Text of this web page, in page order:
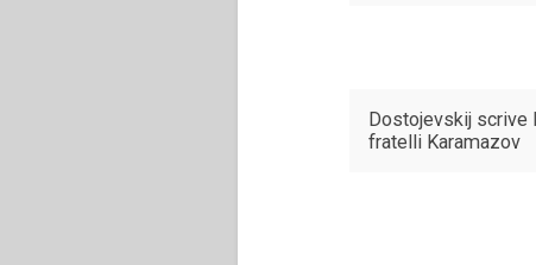
Dostojevskij scrive I
fratelli Karamazov